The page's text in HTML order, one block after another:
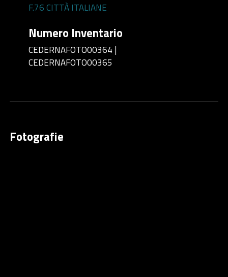
F.76 CITTÀ ITALIANE
Numero Inventario
CEDERNAFOTO00364 |
CEDERNAFOTO00365
Fotografie